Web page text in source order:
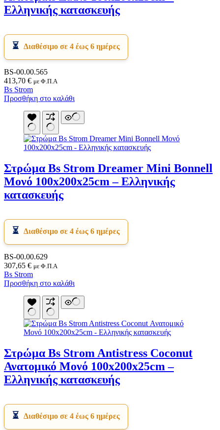
Ελληνικής κατασκευής
Διαθέσιμο σε 4 έως 6 ημέρες
BS-00.00.565
413,70 € με Φ.Π.Α
Bs Strom
Προσθήκη στο καλάθι
Στρώμα Bs Strom Dreamer Mini Bonnell
Μονό 100x200x25cm – Ελληνικής
κατασκευής
Διαθέσιμο σε 4 έως 6 ημέρες
BS-00.00.629
307,65 € με Φ.Π.Α
Bs Strom
Προσθήκη στο καλάθι
Στρώμα Bs Strom Antistress Coconut
Ανατομικό Μονό 100x200x25cm –
Ελληνικής κατασκευής
Διαθέσιμο σε 4 έως 6 ημέρες